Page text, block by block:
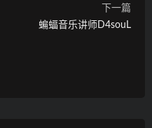
下一篇
蝙蝠音乐讲师D4souL